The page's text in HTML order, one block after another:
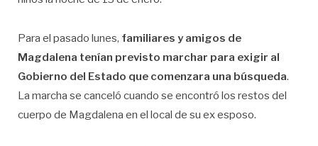
Para el pasado lunes, familiares y amigos de
Magdalena tenían previsto marchar para exigir al
Gobierno del Estado que comenzara una búsqueda.
La marcha se canceló cuando se encontró los restos del
cuerpo de Magdalena en el local de su ex esposo.